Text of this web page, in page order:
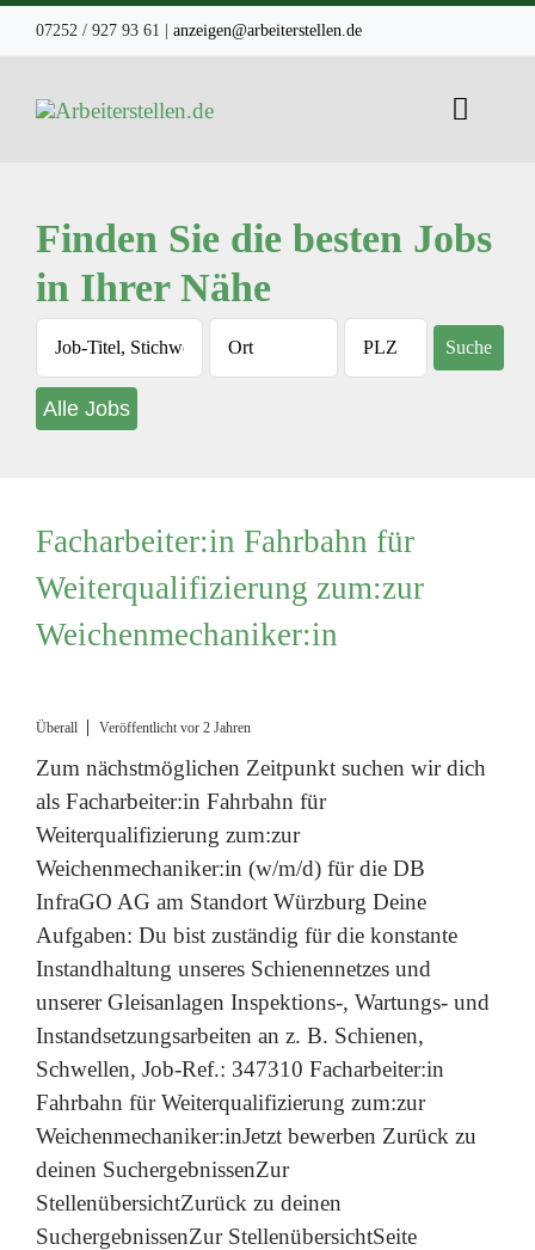
07252 / 927 93 61 anzeigen@arbeiterstellen.de
Toggle
Finden Sie die besten Jobs
in Ihrer Nähe
Alle Jobs
Facharbeiter:in Fahrbahn für
Weiterqualifizierung zum:zur
Weichenmechaniker:in
Überall Veröffentlicht vor 2 Jahren
Zum nächstmöglichen Zeitpunkt suchen wir dich
als Facharbeiter:in Fahrbahn für
Weiterqualifizierung zum:zur
Weichenmechaniker:in (w/m/d) für die DB
InfraGO AG am Standort Würzburg Deine
Aufgaben: Du bist zuständig für die konstante
Instandhaltung unseres Schienennetzes und
unserer Gleisanlagen Inspektions-, Wartungs- und
Instandsetzungsarbeiten an z. B. Schienen,
Schwellen, Job-Ref.: 347310 Facharbeiter:in
Fahrbahn für Weiterqualifizierung zum:zur
Weichenmechaniker:inJetzt bewerben Zurück zu
deinen SuchergebnissenZur
StellenübersichtZurück zu deinen
SuchergebnissenZur StellenübersichtSeite